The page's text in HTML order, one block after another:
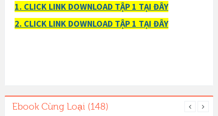
1. CLICK LINK DOWNLOAD TẬP 1 TẠI ĐÂY
2. CLICK LINK DOWNLOAD TẬP 1 TẠI ĐÂY
Ebook Cùng Loại (148)